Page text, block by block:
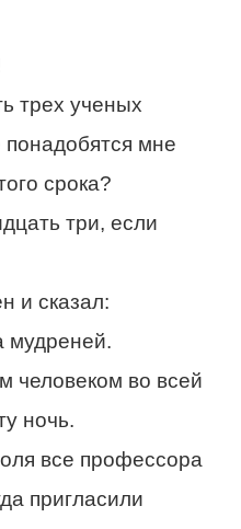
трех ученых
понадобятся мне
срока?
три, если
и сказал:
мудреней.
человеком во всей
ночь.
все профессора
пригласили